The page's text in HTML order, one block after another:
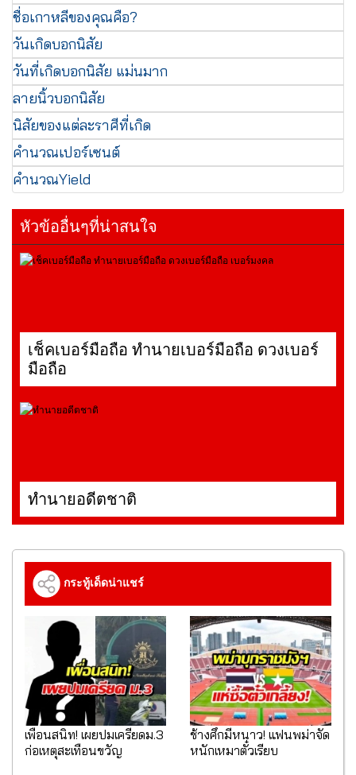
ชื่อเกาหลีของคุณคือ?
วันเกิดบอกนิสัย
วันที่เกิดบอกนิสัย แม่นมาก
ลายนิ้วบอกนิสัย
นิสัยของแต่ละราศีที่เกิด
คำนวณเปอร์เซนต์
คำนวณYield
หัวข้ออื่นๆที่น่าสนใจ
เช็คเบอร์มือถือ ทำนายเบอร์มือถือ ดวงเบอร์
มือถือ
ทำนายอดีตชาติ
กระทู้เด็ดน่าแชร์
เพื่อนสนิท! เผยปมเครียดม.3
ก่อเหตุสะเทือนขวัญ
ช้างศึกมีหนาว! แฟนพม่าจัด
หนักเหมาตั๋วเรียบ